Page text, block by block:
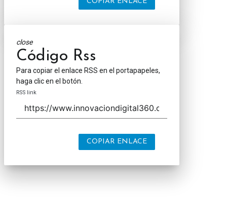
close
Código Rss
Para copiar el enlace RSS en el portapapeles,
haga clic en el botón.
RSS link
COPIAR ENLACE